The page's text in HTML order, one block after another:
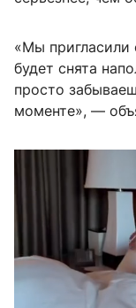
«Мы пригласили
будет снята
просто
моменте», —